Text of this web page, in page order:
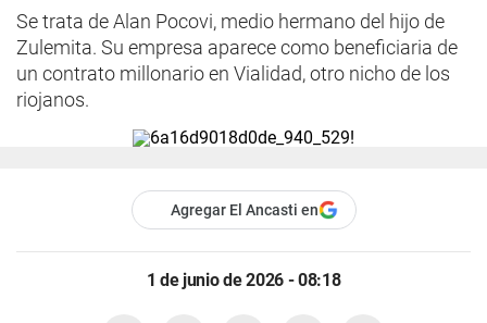
Se trata de Alan Pocovi, medio hermano del hijo de
Zulemita. Su empresa aparece como beneficiaria de
un contrato millonario en Vialidad, otro nicho de los
riojanos.
Agregar El Ancasti en
1 de junio de 2026 - 08:18